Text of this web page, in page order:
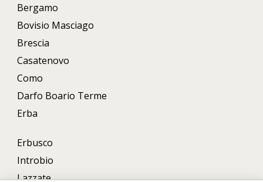
Bergamo
Bovisio Masciago
Brescia
Casatenovo
Como
Darfo Boario Terme
Erba
Erbusco
Introbio
Lazzate